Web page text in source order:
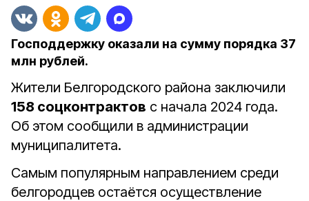
Господдержку оказали на сумму порядка 37
млн рублей.
Жители Белгородского района заключили
158 соцконтрактов с начала 2024 года.
Об этом сообщили в администрации
муниципалитета.
Самым популярным направлением среди
белгородцев остаётся осуществление